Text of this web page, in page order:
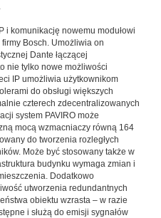
i komunikację nowemu modułowi
Bosch. Umożliwia on
Dante łączącej
nie tylko nowe możliwości
IP umożliwia użytkownikom
do obsługi większych
czterech zdecentralizowanych
system PAVIRO może
mocą wzmacniaczy równą 164
do tworzenia rozległych
Może być stosowany także w
budynku wymaga zmian i
Dodatkowo
utworzenia redundantnych
obiektu wzrasta – w razie
i służą do emisji sygnałów